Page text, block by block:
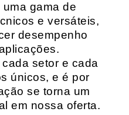
gama de
e versáteis,
desempenho
setor e cada
únicos, e é por
se torna um
em nossa oferta.